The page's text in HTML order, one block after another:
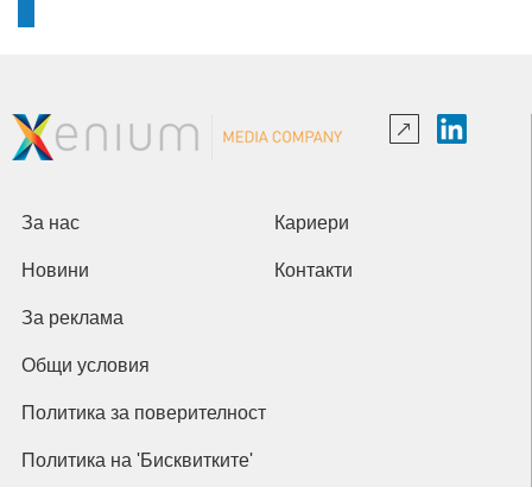
За нас Кариери
Новини Контакти
За реклама
Общи условия
Политика за поверителност
Политика на 'Бисквитките'